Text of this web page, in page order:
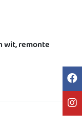
wit, remonte